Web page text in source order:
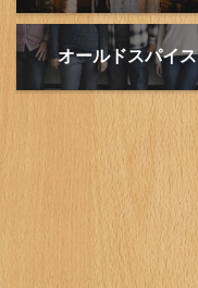
オールドスパイス